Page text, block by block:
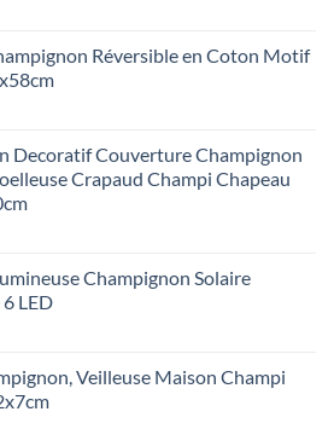
Réversible en Coton Motif
Decoratif Couverture Champignon
Crapaud Champi Chapeau
Champignon Solaire
LED
Veilleuse Maison Champi